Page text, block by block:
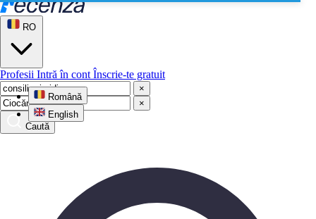
RO
Română
English
Profesii Intră în cont Înscrie-te gratuit
×
×
Caută